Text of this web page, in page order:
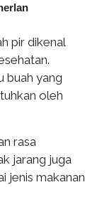
pir dikenal
buah yang
oleh
rasa
jarang juga
jenis makanan